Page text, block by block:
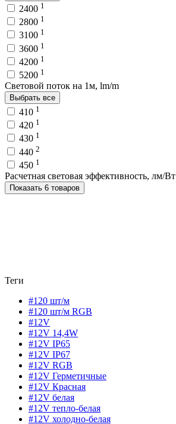
2400 1
2800 1
3100 1
3600 1
4200 1
5200 1
Световой поток на 1м, lm/m
Выбрать все
410 1
420 1
430 1
440 2
450 1
Расчетная световая эффективность, лм/Вт
Показать 6 товаров
Теги
#120 шт/м
#120 шт/м RGB
#12V
#12V 14,4W
#12V IP65
#12V IP67
#12V RGB
#12V Герметичные
#12V Красная
#12V белая
#12V тепло-белая
#12V холодно-белая